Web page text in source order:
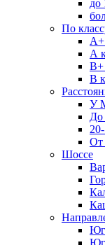
до
По
A+
А
В+
B
У
До
От
Шоссе
Юг